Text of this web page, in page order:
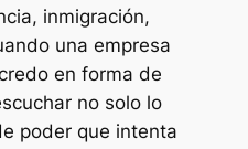
inmigración,
una empresa
en forma de
no solo lo
poder que intenta